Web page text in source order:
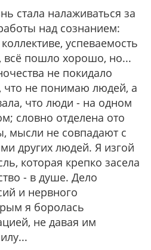
стала налаживаться за
над сознанием:
успеваемость
всё пошло хорошо, но...
не покидало
что не понимаю людей, а
что люди - на одном
словно отделена ото
мысли не совпадают с
других людей. Я изгой
которая крепко засела
- в душе. Дело
и нервного
я боролась
не давая им